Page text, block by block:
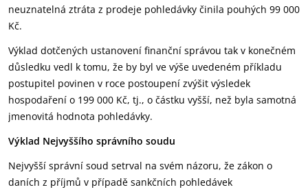
neuznatelná ztráta z prodeje pohledávky činila pouhých 99 000
Kč.
Výklad dotčených ustanovení finanční správou tak v konečném
důsledku vedl k tomu, že by byl ve výše uvedeném příkladu
postupitel povinen v roce postoupení zvýšit výsledek
hospodaření o 199 000 Kč, tj., o částku vyšší, než byla samotná
jmenovitá hodnota pohledávky.
Výklad Nejvyššího správního soudu
Nejvyšší správní soud setrval na svém názoru, že zákon o
daních z příjmů v případě sankčních pohledávek